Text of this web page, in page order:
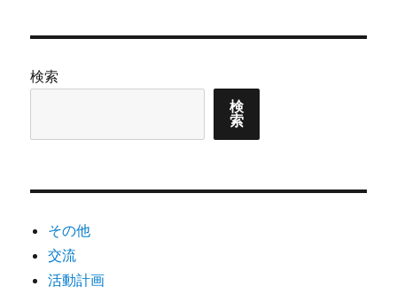
ン
検索
検
索
その他
交流
活動計画